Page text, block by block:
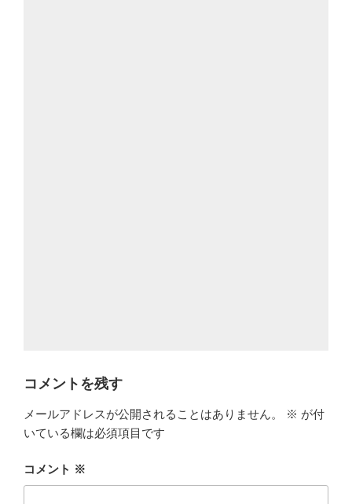
コメントを残す
メールアドレスが公開されることはありません。 ※ が付
いている欄は必須項目です
コメント ※